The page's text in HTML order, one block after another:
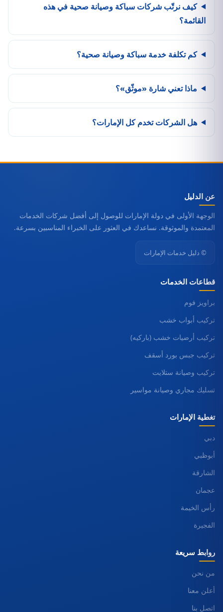
كيف نرتّب شركات سباكة وصيانة صحية في هذه
القائمة؟
كم تكلفة خدمة سباكة وصيانة صحية؟
ماذا تعني شارة «موثّق»؟
هل الشركات تخدم كل الإمارات؟
عن الدليل
الوجهة الأولى في دولة الإمارات للوصول إلى أفضل شركات الخدمات
المعتمدة والموثوقة. نساعدك في العثور على الخبراء المناسبين بسرعة.
© دليل خدمات الإمارات
قطاعات الخدمات
براويز فوم
تركيب أبواب خشب
تركيب أرضيات خشب (باركيه)
تركيب جبس بورد أسقف
تركيب وصيانة ستلايت
تسليك مجاري وصيانة مواسير
تغطية الإمارات
دبي
أبوظبي
الشارقة
عجمان
رأس الخيمة
الفجيرة
روابط سريعة
من نحن
أعلن معنا
اتصل بنا